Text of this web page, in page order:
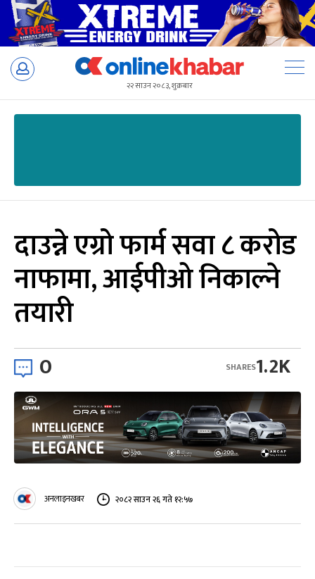
Skip
२२ साउन २०८३, शुक्रबार
दाउन्ने एग्रो फार्म सवा ८ करोड
नाफामा, आईपीओ निकाल्ने
तयारी
0 1.2K
SHARES
अनलाइनखबर २०८२ साउन २६ गते १२:५७